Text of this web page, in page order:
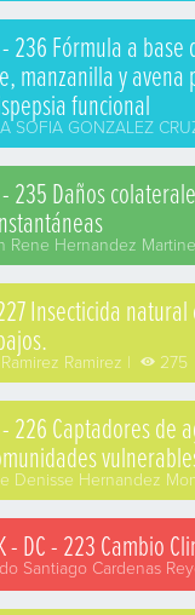
- 236 Fórmula a
manzanilla y avena
funcional
SOFIA GONZALEZ
- 235 Daños
Rene Hernandez
Insecticida
Ramirez | 275
- 226 Captadores de
Denisse Hernandez
- DC - 223 Cambio
Santiago Cardenas